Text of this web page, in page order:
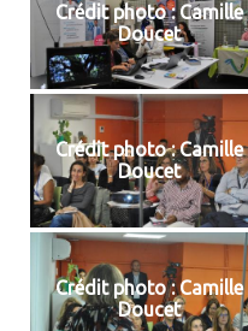
Crédit photo : Camille
Doucet
Crédit photo : Camille
Doucet
Crédit photo : Camille
Doucet